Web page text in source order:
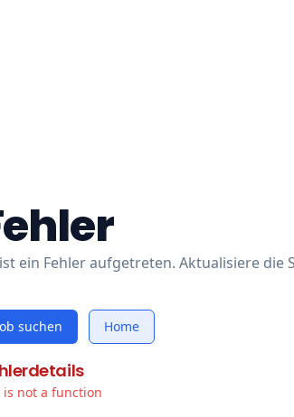
ein Fehler aufgetreten. Aktualisiere die
suchen Home
is not a function